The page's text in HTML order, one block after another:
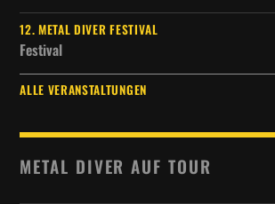
12. METAL DIVER FESTIVAL
Festival
ALLE VERANSTALTUNGEN
METAL DIVER AUF TOUR